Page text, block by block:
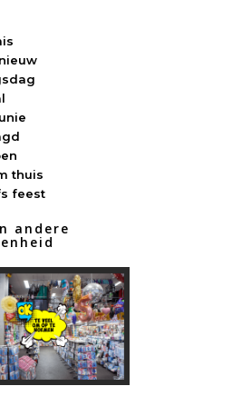
thuis
feest
andere